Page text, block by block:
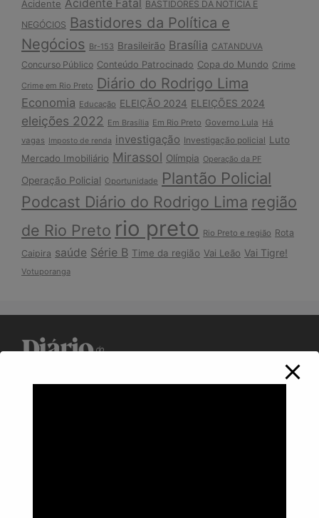
Acidente Acidente Fatal BASTIDORES DA NOTÍCIA E
NEGÓCIOS Bastidores da Política e
Negócios Br-153 Brasileirão Brasília CATANDUVA
Concurso Público Conteúdo Patrocinado Copa do Mundo Crime
Crime em Rio Preto Diário do Rodrigo Lima
Economia Educação ELEIÇÃO 2024 ELEIÇÕES 2024
eleições 2022 Em Brasília Em Rio Preto Governo Lula Há
vagas Imposto de renda investigação Investigação policial Luto
Mercado Imobiliário Mirassol Olímpia Operação da PF
Operação Policial Oportunidade Plantão Policial
Podcast Diário do Rodrigo Lima região
de Rio Preto rio preto Rio Preto e região Rota
Caipira saúde Série B Time da região Vai Leão Vai Tigre!
Votuporanga